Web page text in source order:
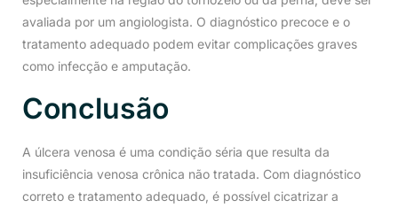
avaliada por um angiologista. O diagnóstico precoce e o
tratamento adequado podem evitar complicações graves
como infecção e amputação.
Conclusão
A úlcera venosa é uma condição séria que resulta da
insuficiência venosa crônica não tratada. Com diagnóstico
correto e tratamento adequado, é possível cicatrizar a